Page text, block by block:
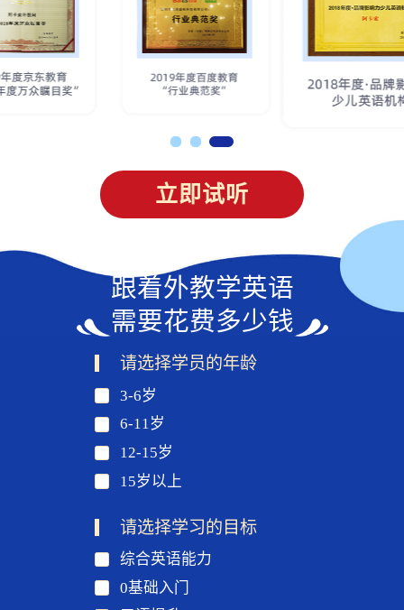
立即试听
跟着外教学英语
需要花费多少钱
请选择学员的年龄
3-6岁
6-11岁
12-15岁
15岁以上
请选择学习的目标
综合英语能力
0基础入门